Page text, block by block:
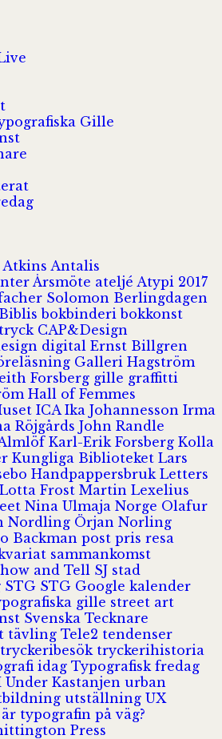
Gille
Antalis
Årsmöte ateljé Atypi 2017
Solomon Berlingdagen
Biblisbokbinderibokkonst
CAP&Design
digital Ernst Billgren
Galleri Hagström
Forsberg gille graffitti
Hall of Femmes
ICA Ika Johannesson Irma
Röjgårds John Randle
Karl-Erik Forsberg Kolla
Kungliga Biblioteket Lars
Handpappersbruk Letters
Lotta Frost Martin Lexelius
Nina Ulmaja Norge Olafur
Nordling Örjan Norling
Backman post pris resa
sammankomst
and Tell SJ stad
STG STG Google kalender
gille street art
Svenska Tecknare
tävling Tele2 tendenser
tryckeribesök tryckerihistoria
idag Typografisk fredag
Under Kastanjen urban
utställning UX
typografin på väg?
Press